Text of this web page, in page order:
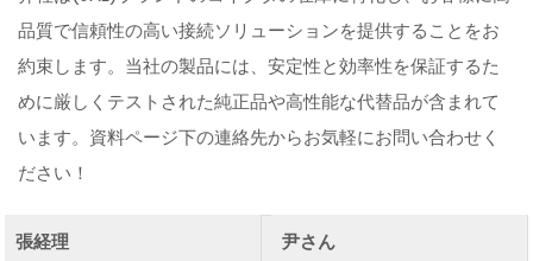
品質で信頼性の高い接続ソリューションを提供することをお
約束します。当社の製品には、安定性と効率性を保証するた
めに厳しくテストされた純正品や高性能な代替品が含まれて
います。資料ページ下の連絡先からお気軽にお問い合わせく
ださい！
張経理
尹さん